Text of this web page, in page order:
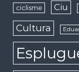
ciclisme Ciu
Cultura